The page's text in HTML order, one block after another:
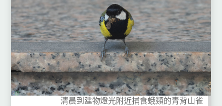
清晨到建物燈光附近捕食蛾類的青背山雀